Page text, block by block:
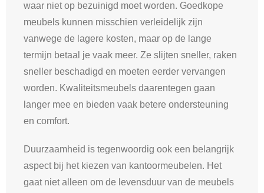
waar niet op bezuinigd moet worden. Goedkope
meubels kunnen misschien verleidelijk zijn
vanwege de lagere kosten, maar op de lange
termijn betaal je vaak meer. Ze slijten sneller, raken
sneller beschadigd en moeten eerder vervangen
worden. Kwaliteitsmeubels daarentegen gaan
langer mee en bieden vaak betere ondersteuning
en comfort.
Duurzaamheid is tegenwoordig ook een belangrijk
aspect bij het kiezen van kantoormeubelen. Het
gaat niet alleen om de levensduur van de meubels